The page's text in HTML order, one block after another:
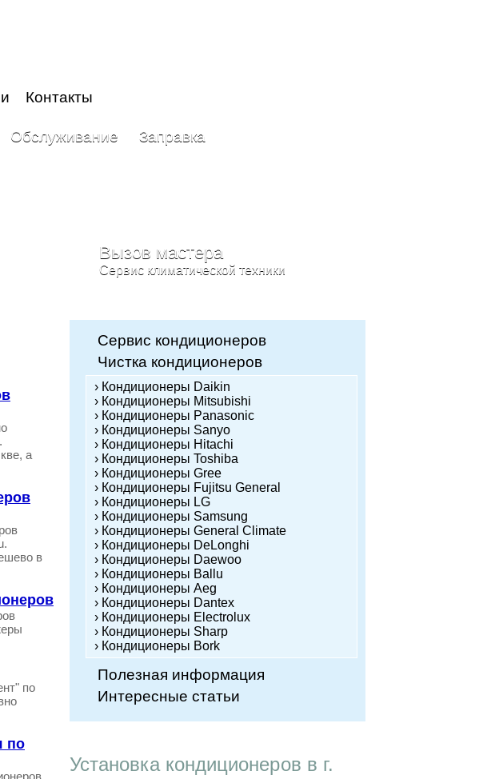
Контакты
Обслуживание Заправка
Вызов мастера
Cервис климатической техники
а
в
по
по
Сервис кондиционеров
Чистка кондиционеров
› Кондиционеры Daikin
› Кондиционеры Mitsubishi
› Кондиционеры Panasonic
› Кондиционеры Sanyo
› Кондиционеры Hitachi
› Кондиционеры Toshiba
› Кондиционеры Gree
› Кондиционеры Fujitsu General
› Кондиционеры LG
› Кондиционеры Samsung
› Кондиционеры General Climate
› Кондиционеры DeLonghi
› Кондиционеры Daewoo
› Кондиционеры Ballu
› Кондиционеры Аeg
› Кондиционеры Dantex
› Кондиционеры Еlectrolux
› Кондиционеры Sharp
› Кондиционеры Bork
Полезная информация
Интересные статьи
Установка кондиционеров в г.